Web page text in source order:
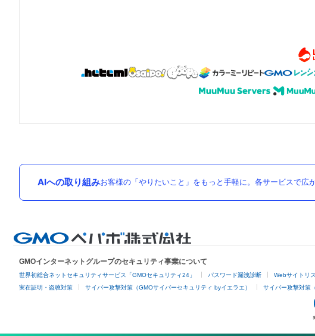
AIへの取り組みお客様の「やりたいこと」をもっと手軽に。各サービスで広
GMOインターネットグループのセキュリティ事業について
世界初総合ネットセキュリティサービス「GMOセキュリティ24」 パスワード漏洩診断 Webサイトリ
実在証明・盗聴対策 サイバー攻撃対策（GMOサイバーセキュリティ byイエラエ） サイバー攻撃対策